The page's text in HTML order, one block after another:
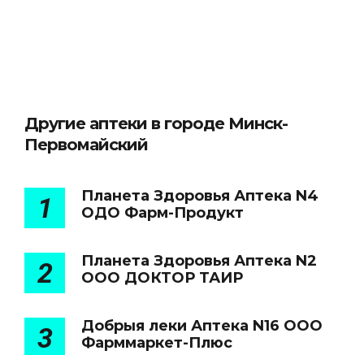
Другие аптеки в городе Минск-
Первомайский
1
Планета Здоровья Аптека N4
ОДО Фарм-Продукт
2
Планета Здоровья Аптека N2
ООО ДОКТОР ТАИР
3
Добрыя леки Аптека N16 ООО
Фарммаркет-Плюс